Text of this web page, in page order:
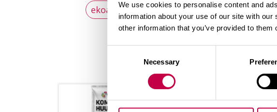
We use cookies to personalise content and
information about your use of our site with
other information that you’ve provided to
Necessary
ekoasuminen kuivakäymälä